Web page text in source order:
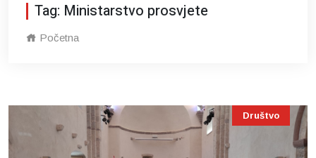
Tag: Ministarstvo prosvjete
Početna
Društvo